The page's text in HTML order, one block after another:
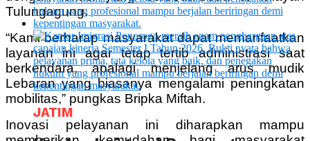
Tulungagung.
“Kami berharap masyarakat dapat memanfaatkan
layanan ini agar tetap tertib administrasi saat
berkendara, apalagi menjelang arus mudik
Lebaran yang biasanya mengalami peningkatan
mobilitas,” pungkas Bripka Miftah.
Inovasi pelayanan ini diharapkan mampu
JATIM